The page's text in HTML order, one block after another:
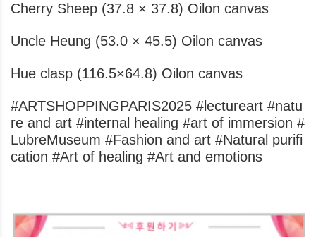
Cherry Sheep (37.8 × 37.8) Oilon canvas
Uncle Heung (53.0 × 45.5) Oilon canvas
Hue clasp (116.5×64.8) Oilon canvas
#ARTSHOPPINGPARIS2025 #lectureart #natu
re and art #internal healing #art of immersion #
LubreMuseum #Fashion and art #Natural purifi
cation #Art of healing #Art and emotions